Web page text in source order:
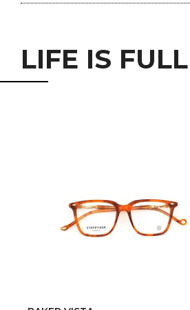
LIFE IS